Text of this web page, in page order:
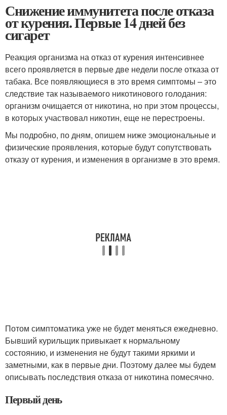
Снижение иммунитета после отказа
от курения. Первые 14 дней без
сигарет
Реакция организма на отказ от курения интенсивнее
всего проявляется в первые две недели после отказа от
табака. Все появляющиеся в это время симптомы – это
следствие так называемого никотинового голодания:
организм очищается от никотина, но при этом процессы,
в которых участвовал никотин, еще не перестроены.
Мы подробно, по дням, опишем ниже эмоциональные и
физические проявления, которые будут сопутствовать
отказу от курения, и изменения в организме в это время.
Потом симптоматика уже не будет меняться ежедневно.
Бывший курильщик привыкает к нормальному
состоянию, и изменения не будут такими яркими и
заметными, как в первые дни. Поэтому далее мы будем
описывать последствия отказа от никотина помесячно.
Первый день